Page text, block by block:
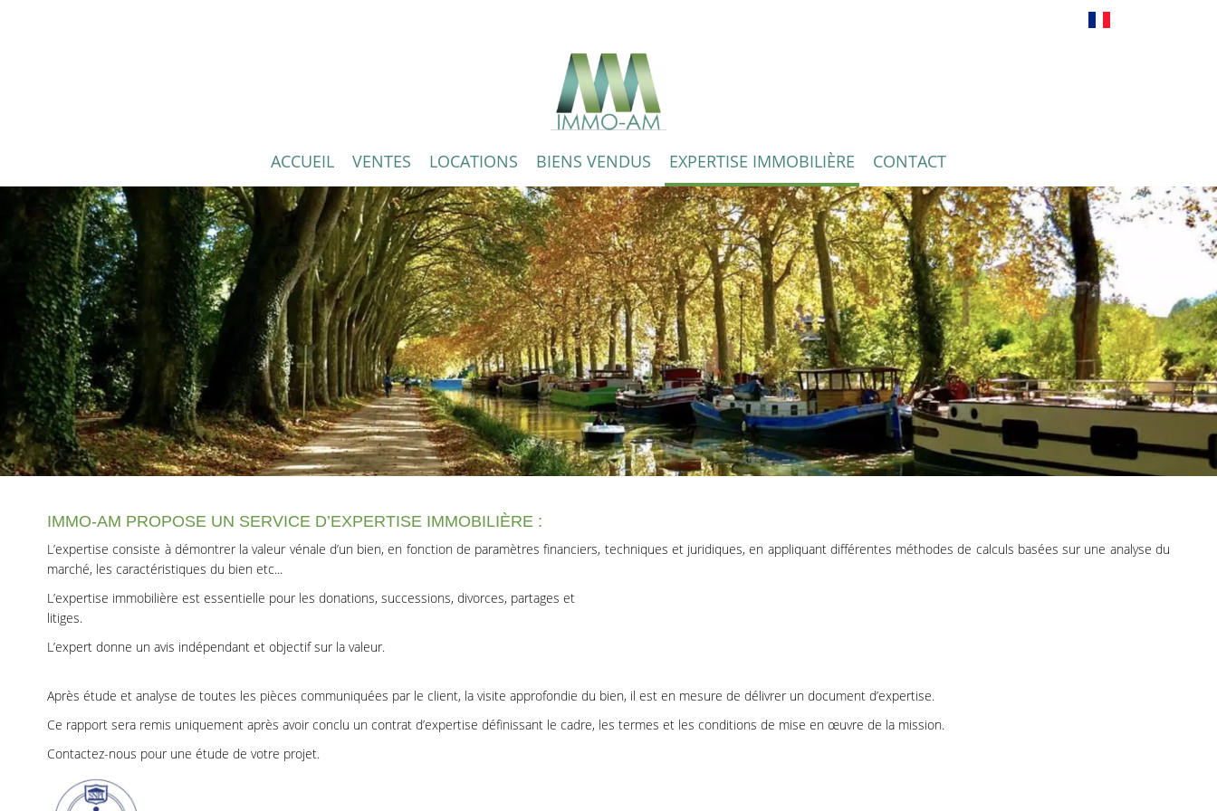
ACCUEIL VENTES LOCATIONS BIENS VENDUS EXPERTISE IMMOBILIÈRE CONTACT
IMMO-AM PROPOSE UN SERVICE D’EXPERTISE IMMOBILIÈRE :
L’expertise consiste à démontrer la valeur vénale d’un bien, en fonction de paramètres financiers, techniques et juridiques, en appliquant différentes méthodes de calculs basées sur une analyse du
marché, les caractéristiques du bien etc...
L’expertise immobilière est essentielle pour les donations, successions, divorces, partages et
litiges.
L’expert donne un avis indépendant et objectif sur la valeur.
Après étude et analyse de toutes les pièces communiquées par le client, la visite approfondie du bien, il est en mesure de délivrer un document d’expertise.
Ce rapport sera remis uniquement après avoir conclu un contrat d’expertise définissant le cadre, les termes et les conditions de mise en œuvre de la mission.
Contactez-nous pour une étude de votre projet.